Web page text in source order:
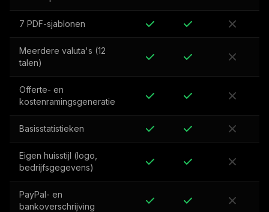
7 PDF-sjablonen
Meerdere valuta's (12
talen)
Offerte- en
kostenramingsgeneratie
Basisstatistieken
Eigen huisstijl (logo,
bedrijfsgegevens)
PayPal- en
bankoverschrijving